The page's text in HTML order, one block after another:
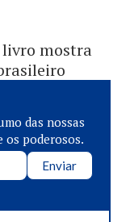
livro mostra
das nossas
os poderosos.
Enviar